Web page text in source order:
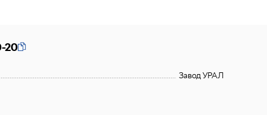
20
Завод УРАЛ